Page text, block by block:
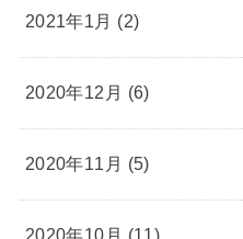
2021年1月 (2)
2020年12月 (6)
2020年11月 (5)
2020年10月 (11)